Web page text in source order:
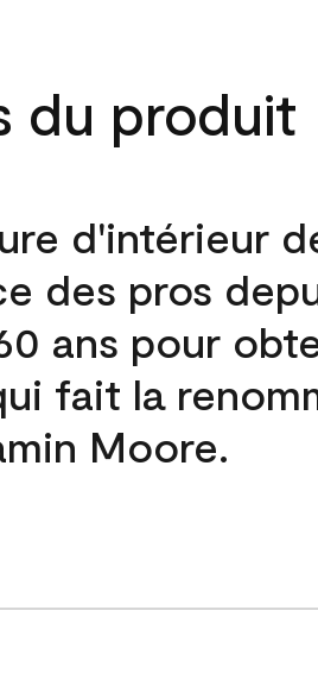
du produit
d'intérieur
des pros
ans pour
fait la
Moore.